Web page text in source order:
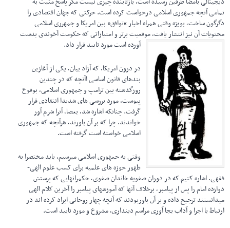
تمامی آنچه جمهوری اسلامی درخواست کرده است. حرکتی که جهان اقتصادی را
دگرگون ساخت، بویژه وقتی همراه اخبار “توافق” بین امریکا و جمهرری اسلامی
محتویات آن نیز انتشار یافت، موقعیت برتر و امتیازاتی که حکومت آخوندی بدست
آورده است مورد تایید قرار داد.
در درون امریکا، که آزاد بیان، یکی از آغازین
بندهای قانون اساسی اآنچه که در چندین
روزگذشته بین ترامپ و جمهوری اسلامی، بوقوع
پیوست، مورد بررسی های شدیدا انتقادی قرار
گرفت. چنانکه اشاره شد، بعصا، آنرا شرم آور
خواندند. چرا که بر آن باورند، هرآنچه که جمهوری
اسلامی خواسته است گرفته است.
وقتی به حمهوری اسلامی میرسیم، باید مختصرا به
ظهور حوزه های علمیه برای کسب علوم الهی-
فقهی. اشاره کنیم که در دوران صفویه خاندان صفوی، حکمرانهایی که پرستش
دوازده امام را پس از پیامبر، برخلاف آنها که آموزشهای پیامبر را آخرین کلام الهی
میدانستند ترجیح داده و بر آن باوربودند که آنچه چهار روحانی ایراد کرده اند در
ارتباط با اجرا و آداب بجا آوری مراسم دینداری، مشروع و مورد تایید است.